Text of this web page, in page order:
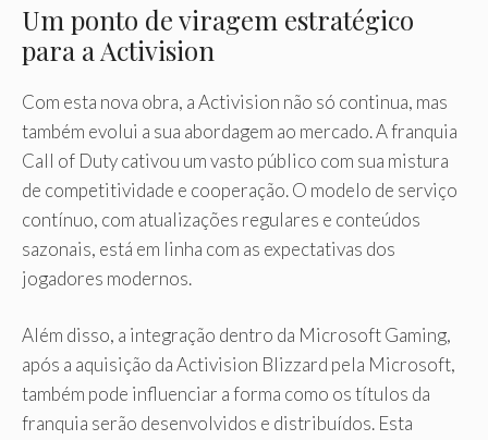
Um ponto de viragem estratégico
para a Activision
Com esta nova obra, a Activision não só continua, mas
também evolui a sua abordagem ao mercado. A franquia
Call of Duty cativou um vasto público com sua mistura
de competitividade e cooperação. O modelo de serviço
contínuo, com atualizações regulares e conteúdos
sazonais, está em linha com as expectativas dos
jogadores modernos.
Além disso, a integração dentro da Microsoft Gaming,
após a aquisição da Activision Blizzard pela Microsoft,
também pode influenciar a forma como os títulos da
franquia serão desenvolvidos e distribuídos. Esta